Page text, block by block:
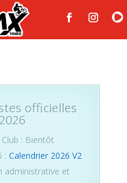
officielles
: Bientôt
: Calendrier 2026 V2
administrative et